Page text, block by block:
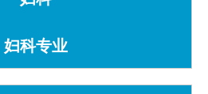
妇科专业